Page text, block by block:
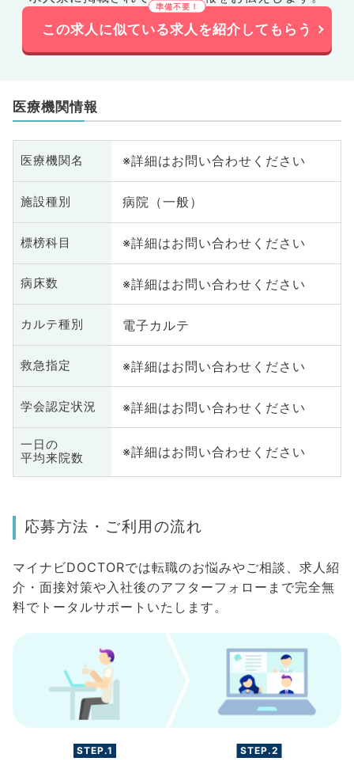
この求人に似ている求人を紹介してもらう
医療機関情報
医療機関名 ※詳細はお問い合わせください
施設種別 病院（一般）
標榜科目 ※詳細はお問い合わせください
病床数 ※詳細はお問い合わせください
カルテ種別 電子カルテ
救急指定 ※詳細はお問い合わせください
学会認定状況 ※詳細はお問い合わせください
一日の
平均来院数
※詳細はお問い合わせください
応募方法・ご利用の流れ
マイナビDOCTORでは転職のお悩みやご相談、求人紹
介・面接対策や入社後のアフターフォローまで完全無
料でトータルサポートいたします。
STEP.1 STEP.2